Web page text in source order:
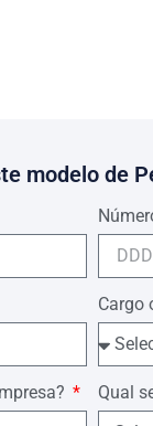
modelo de
Cargo
Qual